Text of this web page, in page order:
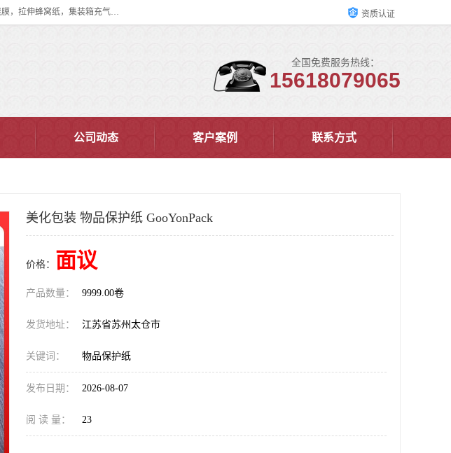
双忠包装材料（苏州）有限公司是上海双忠包装材料设立在苏州太仓的生产基地，占地约2万平米，产品主要有打孔缠绕膜，拉伸蜂窝纸，集装箱充气袋，滑托板，打包带，裹包网兜，防滑纸等箱体和托盘的运输和保护性包材。固永包材®，GooYon Pack®，是我们保护性包装材料的专属品牌。 资质认证
全国免费服务热线：
15618079065
公司动态 客户案例 联系方式
美化包装 物品保护纸 GooYonPack
价格： 面议
产品数量： 9999.00卷
发货地址： 江苏省苏州太仓市
关键词： 物品保护纸
发布日期： 2026-08-07
阅 读 量： 23